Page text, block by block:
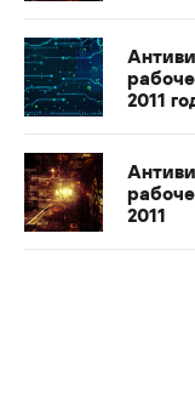
2011
2011